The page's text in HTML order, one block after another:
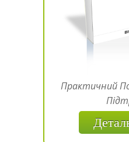
Практичний